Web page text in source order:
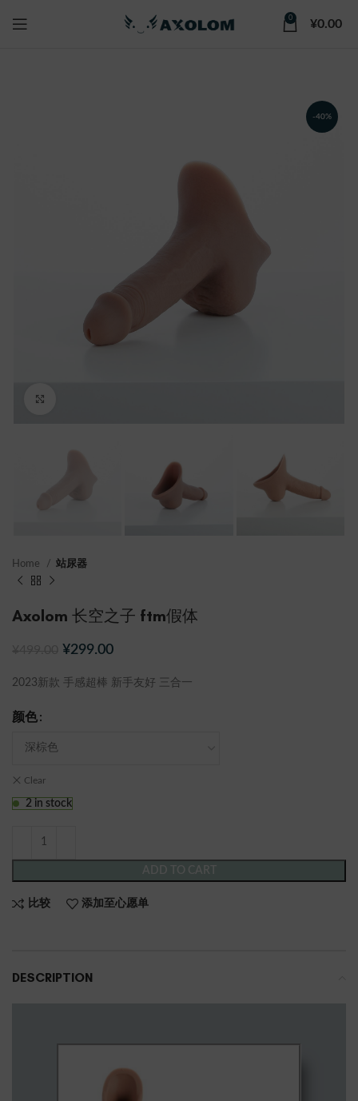
0 ¥0.00
-40%
Home 站尿器
Axolom 长空之子 ftm假体
¥299.00
2023新款 手感超棒 新手友好 三合一
颜色
Clear
2 in stock
ADD TO CART
比较 添加至心愿单
DESCRIPTION